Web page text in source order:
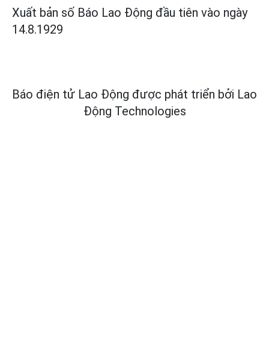
Xuất bản số Báo Lao Động đầu tiên vào ngày
14.8.1929
Báo điện tử Lao Động được phát triển bởi Lao
Động Technologies